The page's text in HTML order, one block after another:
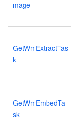
mage
GetWmExtractTas
k
GetWmEmbedTa
sk